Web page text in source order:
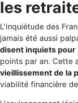
les
L'inquiétude des
jamais été aussi
disent inquiets pour
points par an. Cette
vieillissement de la
viabilité financière